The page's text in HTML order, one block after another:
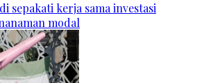
sepakati kerja sama investasi
modal